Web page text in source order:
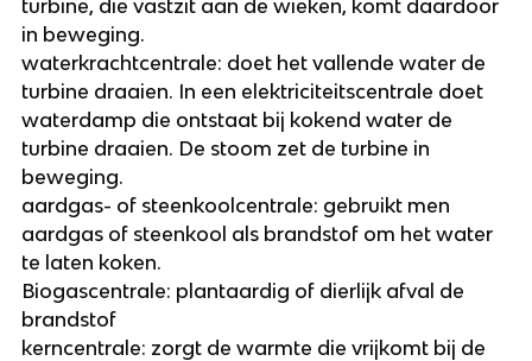
turbine, die vastzit aan de wieken, komt daardoor
in beweging.
waterkrachtcentrale: doet het vallende water de
turbine draaien. In een elektriciteitscentrale doet
waterdamp die ontstaat bij kokend water de
turbine draaien. De stoom zet de turbine in
beweging.
aardgas- of steenkoolcentrale: gebruikt men
aardgas of steenkool als brandstof om het water
te laten koken.
Biogascentrale: plantaardig of dierlijk afval de
brandstof
kerncentrale: zorgt de warmte die vrijkomt bij de